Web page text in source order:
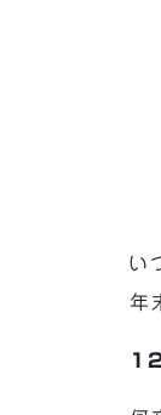
い
年
12